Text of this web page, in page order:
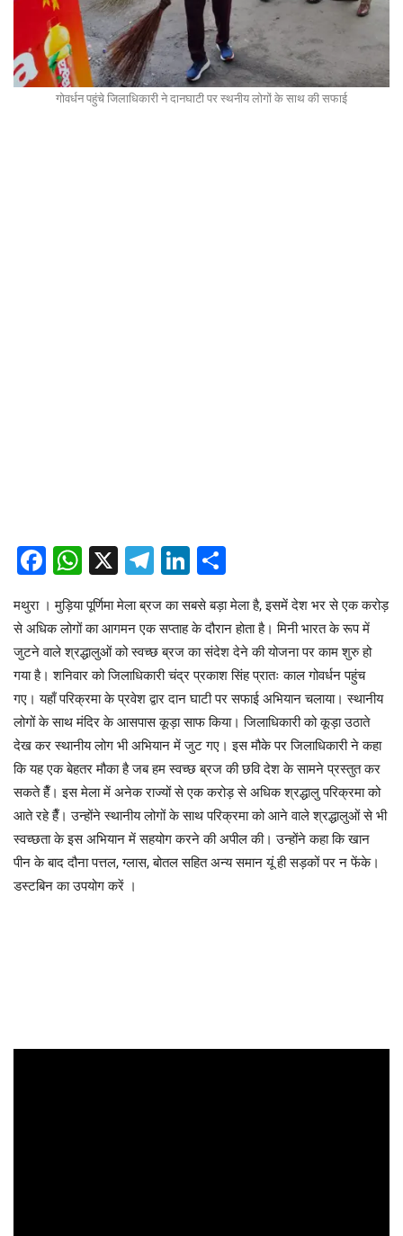
गोवर्धन पहुंचे जिलाधिकारी ने दानघाटी पर स्थनीय लोगों के साथ की सफाई
Facebook
WhatsApp
X Telegram
LinkedIn
मथुरा । मुड़िया पूर्णिमा मेला ब्रज का सबसे बड़ा मेला है, इसमें देश भर से एक करोड़
से अधिक लोगों का आगमन एक सप्ताह के दौरान होता है। मिनी भारत के रूप में
जुटने वाले श्रद्धालुओं को स्वच्छ ब्रज का संदेश देने की योजना पर काम शुरु हो
गया है। शनिवार को जिलाधिकारी चंद्र प्रकाश सिंह प्रातः काल गोवर्धन पहुंच
गए। यहाँ परिक्रमा के प्रवेश द्वार दान घाटी पर सफाई अभियान चलाया। स्थानीय
लोगों के साथ मंदिर के आसपास कूड़ा साफ किया। जिलाधिकारी को कूड़ा उठाते
देख कर स्थानीय लोग भी अभियान में जुट गए। इस मौके पर जिलाधिकारी ने कहा
कि यह एक बेहतर मौका है जब हम स्वच्छ ब्रज की छवि देश के सामने प्रस्तुत कर
सकते हैँ। इस मेला में अनेक राज्यों से एक करोड़ से अधिक श्रद्धालु परिक्रमा को
आते रहे हैँ। उन्होंने स्थानीय लोगों के साथ परिक्रमा को आने वाले श्रद्धालुओं से भी
स्वच्छता के इस अभियान में सहयोग करने की अपील की। उन्होंने कहा कि खान
पीन के बाद दौना पत्तल, ग्लास, बोतल सहित अन्य समान यूं ही सड़कों पर न फेंके।
डस्टबिन का उपयोग करें ।